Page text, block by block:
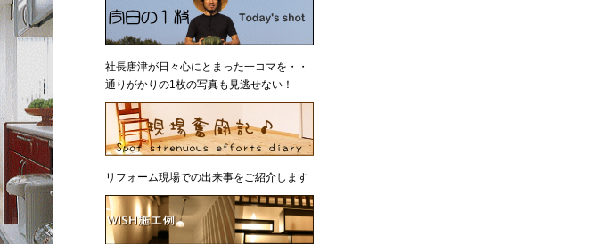
社長唐津が日々心にとまった一コマを・・
通りがかりの1枚の写真も見逃せない！
リフォーム現場での出来事をご紹介します